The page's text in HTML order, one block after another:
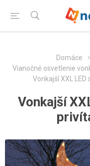
Domáce
Vianočné osvetlenie
Vonkajší XXL
Vonkajší